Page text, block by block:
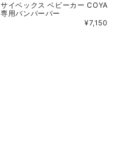
サイベックス ベビーカー COYA
専用バンパーバー
¥7,150